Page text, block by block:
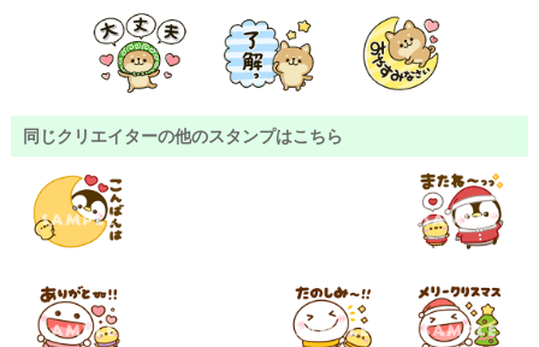
同じクリエイターの他のスタンプはこちら